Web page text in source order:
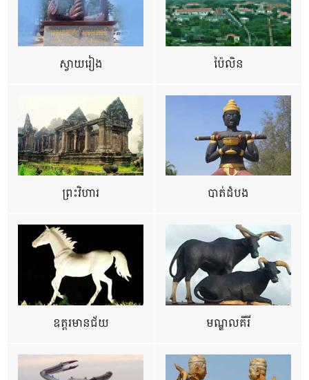
ស្វាយរៀង ប៉ៃលិន
ព្រះវិហារ បាត់ដំបង
ឧត្ដរមានជ័យ មណ្ឌលគីរី